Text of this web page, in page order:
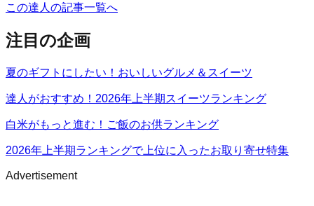
この達人の記事一覧へ
注目の企画
夏のギフトにしたい！おいしいグルメ＆スイーツ
達人がおすすめ！2026年上半期スイーツランキング
白米がもっと進む！ご飯のお供ランキング
2026年上半期ランキングで上位に入ったお取り寄せ特集
Advertisement